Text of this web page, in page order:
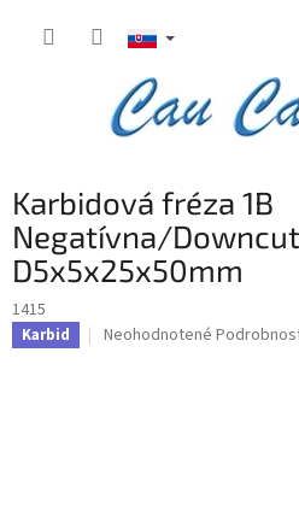
Karbidová fréza 1B
Negatívna/Downcut
D5x5x25x50mm
1415
Karbid
Priemerné
Neohodnotené